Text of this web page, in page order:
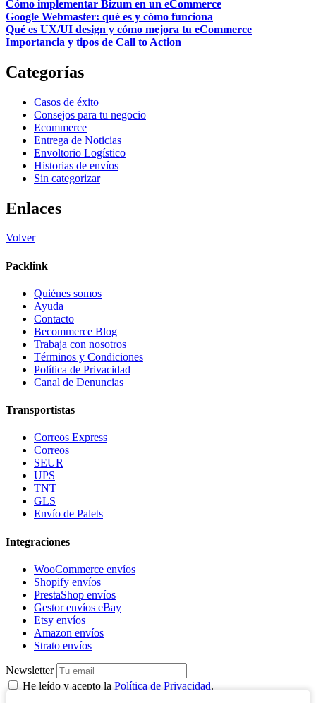
Cómo implementar Bizum en un eCommerce
Google Webmaster: qué es y cómo funciona
Qué es UX/UI design y cómo mejora tu eCommerce
Importancia y tipos de Call to Action
Categorías
Casos de éxito
Consejos para tu negocio
Ecommerce
Entrega de Noticias
Envoltorio Logístico
Historias de envíos
Sin categorizar
Enlaces
Volver
Packlink
Quiénes somos
Ayuda
Contacto
Becommerce Blog
Trabaja con nosotros
Términos y Condiciones
Política de Privacidad
Canal de Denuncias
Transportistas
Correos Express
Correos
SEUR
UPS
TNT
GLS
Envío de Palets
Integraciones
WooCommerce envíos
Shopify envíos
PrestaShop envíos
Gestor envíos eBay
Etsy envíos
Amazon envíos
Strato envíos
Newsletter
He leído y acepto la Política de Privacidad.